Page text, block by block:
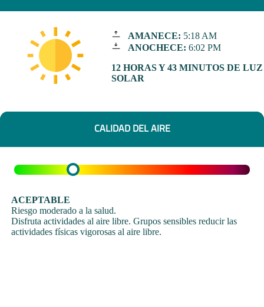
AMANECE: 5:18 AM
ANOCHECE: 6:02 PM
12 HORAS Y 43 MINUTOS DE LUZ
SOLAR
CALIDAD DEL AIRE
ACEPTABLE
Riesgo moderado a la salud.
Disfruta actividades al aire libre. Grupos sensibles reducir las
actividades físicas vigorosas al aire libre.